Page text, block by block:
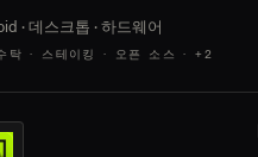
and Android, including validator
· 데스크톱 · 하드웨어
탁 · 스테이킹 · 오픈 소스 · +2